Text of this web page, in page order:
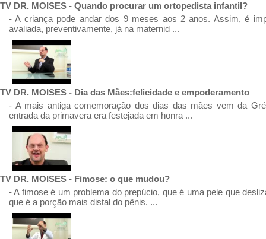
TV DR. MOISES - Quando procurar um ortopedista infantil?
- A criança pode andar dos 9 meses aos 2 anos. Assim, é
avaliada, preventivamente, já na maternid ...
TV DR. MOISES - Dia das Mães:felicidade e empoderamento
- A mais antiga comemoração dos dias das mães vem da
entrada da primavera era festejada em honra ...
TV DR. MOISES - Fimose: o que mudou?
- A fimose é um problema do prepúcio, que é uma pele que
que é a porção mais distal do pênis. ...